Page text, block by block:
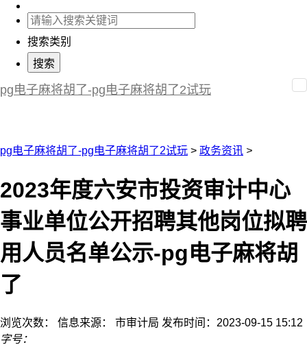
搜索类别
pg电子麻将胡了-pg电子麻将胡了2试玩
pg电子麻将胡了-pg电子麻将胡了2试玩 > 政务资讯 >
2023年度六安市投资审计中心
事业单位公开招聘其他岗位拟聘
用人员名单公示-pg电子麻将胡
了
浏览次数： 信息来源： 市审计局 发布时间：2023-09-15 15:12
字号：